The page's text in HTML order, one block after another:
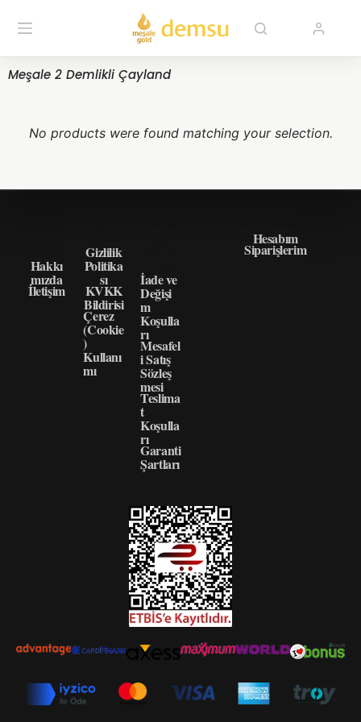
Meşale 2 Demlikli Çayland
No products were found matching your selection.
Hakkı
mızda
İletişim
Gizlilik
Politika
sı
KVKK
Bildirisi
Çerez
(Cookie
)
Kullanı
mı
İade ve
Değişi
m
Koşulla
rı
Mesafel
i Satış
Sözleş
mesi
Teslima
t
Koşulla
rı
Garanti
Şartları
Hesabım
Siparişlerim